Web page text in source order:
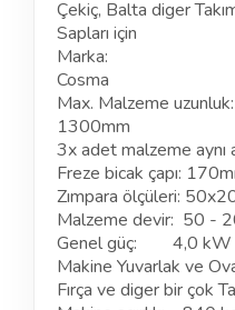
Çekiç, Balta diger
Sapları için
Marka:
Cosma
Max. Malzeme uzunluk:
1300mm
3x adet malzeme aynı
Freze bicak çapı:
Zımpara ölçüleri:
Malzeme devir: 50 -
Genel güç: 4,0 kW
Makine Yuvarlak ve
Fırça ve diger bir çok